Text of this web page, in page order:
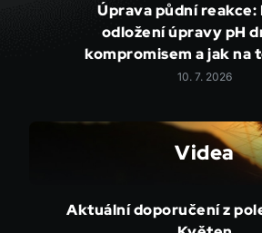
Úprava půdní reakce:
odložení úpravy pH
kompromisem a jak na
10. 7. 2026
Videa
Aktuální doporučení z